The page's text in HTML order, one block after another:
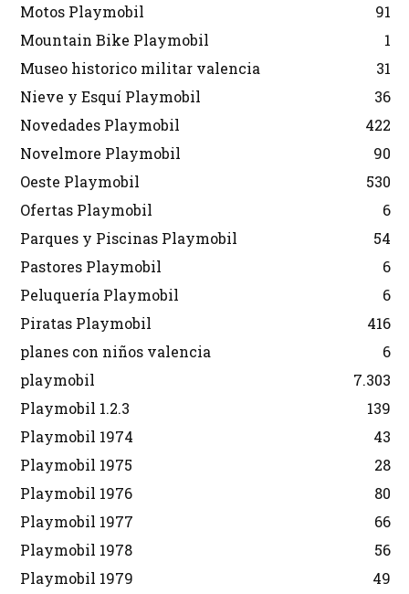
Motos Playmobil
91
Mountain Bike Playmobil
1
Museo historico militar valencia
31
Nieve y Esquí Playmobil
36
Novedades Playmobil
422
Novelmore Playmobil
90
Oeste Playmobil
530
Ofertas Playmobil
6
Parques y Piscinas Playmobil
54
Pastores Playmobil
6
Peluquería Playmobil
6
Piratas Playmobil
416
planes con niños valencia
6
playmobil
7.303
Playmobil 1.2.3
139
Playmobil 1974
43
Playmobil 1975
28
Playmobil 1976
80
Playmobil 1977
66
Playmobil 1978
56
Playmobil 1979
49